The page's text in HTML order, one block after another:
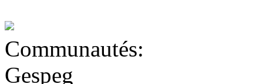
Communautés:
Gespeg